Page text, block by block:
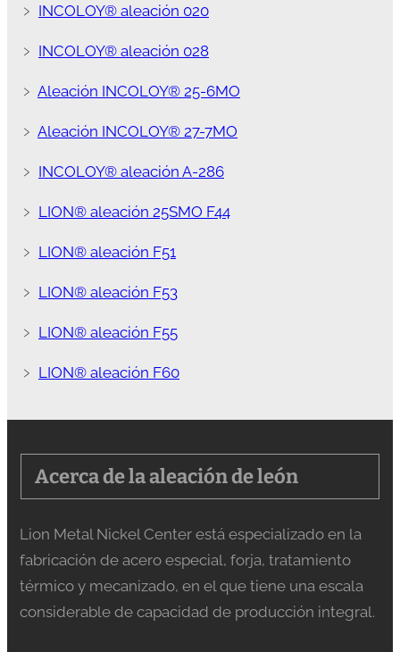
﹥ INCOLOY® aleación 020
﹥ INCOLOY® aleación 028
﹥ Aleación INCOLOY® 25-6MO
﹥ Aleación INCOLOY® 27-7MO
﹥ INCOLOY® aleación A-286
﹥ LION® aleación 25SMO F44
﹥ LION® aleación F51
﹥ LION® aleación F53
﹥ LION® aleación F55
﹥ LION® aleación F60
Acerca de la aleación de león
Lion Metal Nickel Center está especializado en la
fabricación de acero especial, forja, tratamiento
térmico y mecanizado, en el que tiene una escala
considerable de capacidad de producción integral.